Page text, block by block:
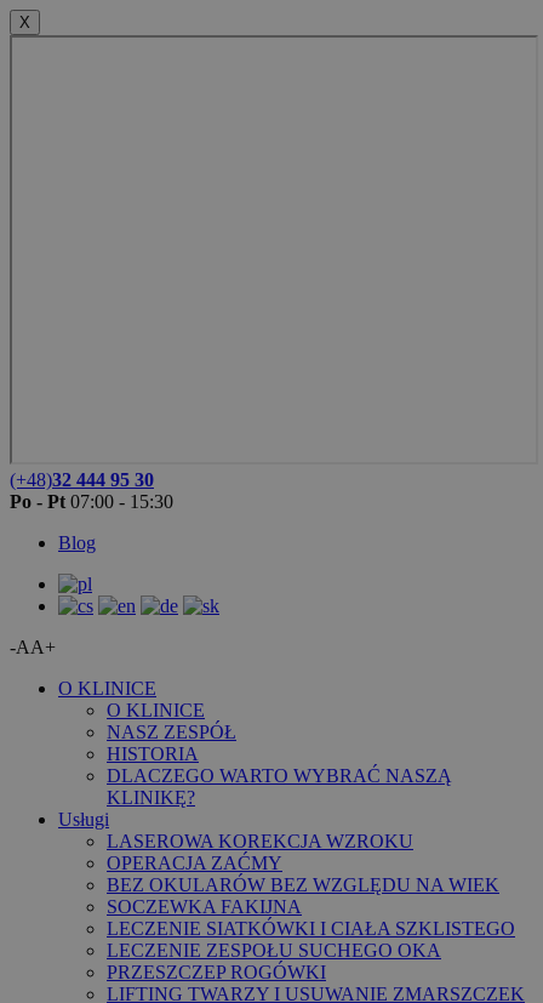
X
(+48)32 444 95 30
Po - Pt 07:00 - 15:30
Blog
-AA+
O KLINICE
O KLINICE
NASZ ZESPÓŁ
HISTORIA
DLACZEGO WARTO WYBRAĆ NASZĄ
KLINIKĘ?
Usługi
LASEROWA KOREKCJA WZROKU
OPERACJA ZAĆMY
BEZ OKULARÓW BEZ WZGLĘDU NA WIEK
SOCZEWKA FAKIJNA
LECZENIE SIATKÓWKI I CIAŁA SZKLISTEGO
LECZENIE ZESPOŁU SUCHEGO OKA
PRZESZCZEP ROGÓWKI
LIFTING TWARZY I USUWANIE ZMARSZCZEK